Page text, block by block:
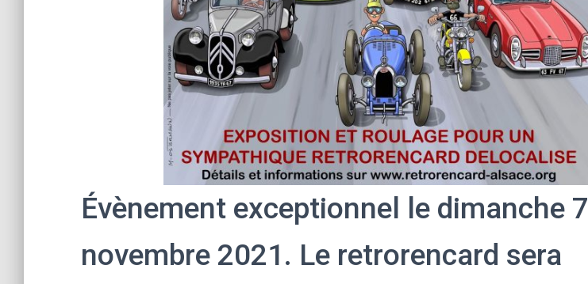
Évènement exceptionnel le dimanche 7
novembre 2021. Le retrorencard sera